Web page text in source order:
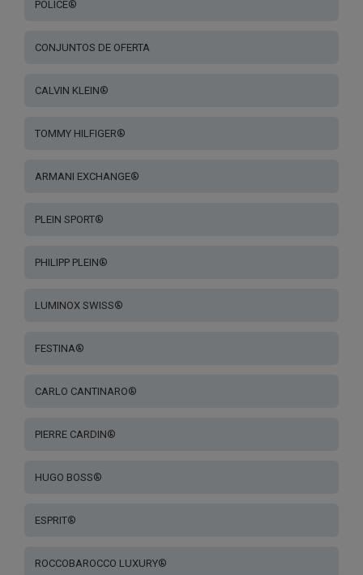
POLICE®
CONJUNTOS DE OFERTA
CALVIN KLEIN®
TOMMY HILFIGER®
ARMANI EXCHANGE®
PLEIN SPORT®
PHILIPP PLEIN®
LUMINOX SWISS®
FESTINA®
CARLO CANTINARO®
PIERRE CARDIN®
HUGO BOSS®
ESPRIT®
ROCCOBAROCCO LUXURY®